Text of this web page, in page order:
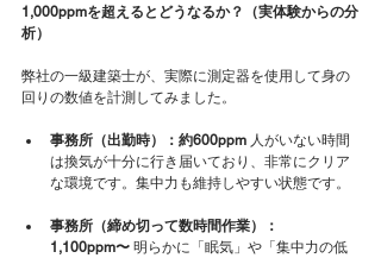
1,000ppmを超えるとどうなるか？（実体験からの分
析）
弊社の一級建築士が、実際に測定器を使用して身の
回りの数値を計測してみました。
事務所（出勤時）：約600ppm 人がいない時間
は換気が十分に行き届いており、非常にクリア
な環境です。集中力も維持しやすい状態です。
事務所（締め切って数時間作業）：
1,100ppm〜 明らかに「眠気」や「集中力の低